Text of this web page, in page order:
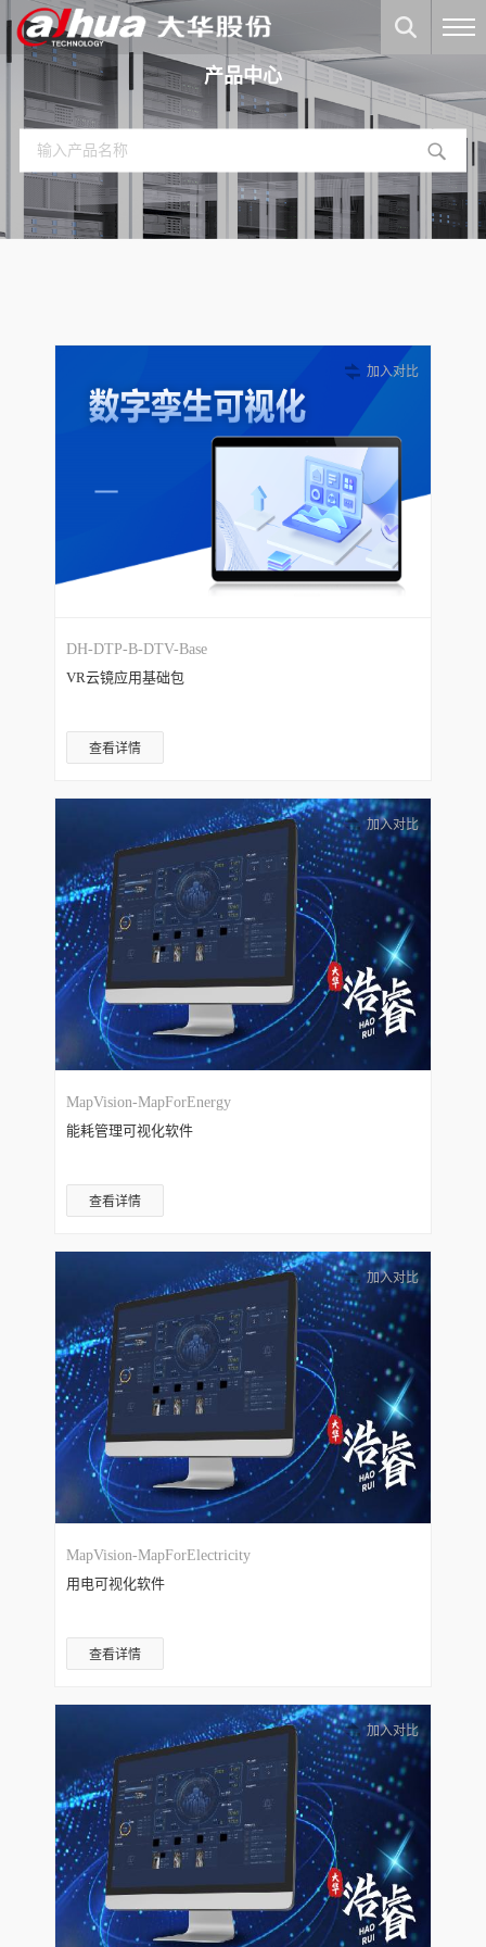
产品中心
加入对比
DH-DTP-B-DTV-Base
VR云镜应用基础包
查看详情
加入对比
MapVision-MapForEnergy
能耗管理可视化软件
查看详情
加入对比
MapVision-MapForElectricity
用电可视化软件
查看详情
加入对比